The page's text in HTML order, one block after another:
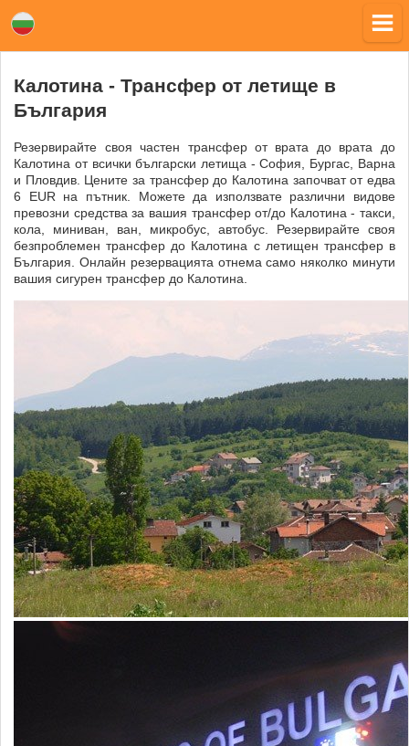
Калотина - Трансфер от летище в
България
Резервирайте своя частен трансфер от врата до врата до
Калотина от всички български летища - София, Бургас, Варна
и Пловдив. Цените за трансфер до Калотина започват от едва
6 EUR на пътник. Можете да използвате различни видове
превозни средства за вашия трансфер от/до Калотина - такси,
кола, миниван, ван, микробус, автобус. Резервирайте своя
безпроблемен трансфер до Калотина с летищен трансфер в
България. Онлайн резервацията отнема само няколко минути
вашия сигурен трансфер до Калотина.